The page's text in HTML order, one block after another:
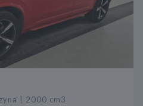
| 2000 cm3